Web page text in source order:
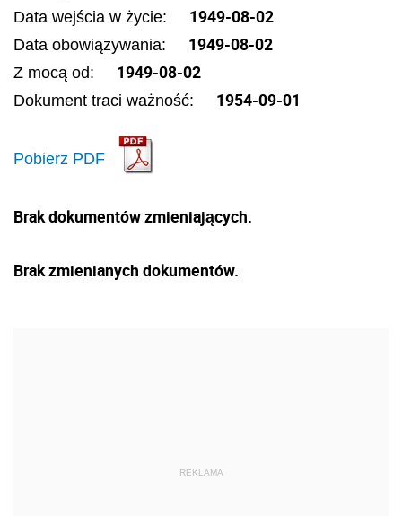
Data wejścia w życie: 1949-08-02
Data obowiązywania: 1949-08-02
Z mocą od: 1949-08-02
Dokument traci ważność: 1954-09-01
Pobierz PDF
Brak dokumentów zmieniających.
Brak zmienianych dokumentów.